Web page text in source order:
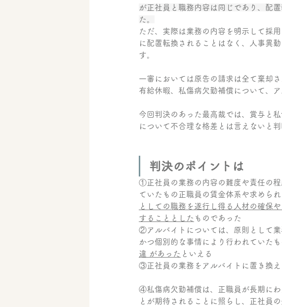
が正社員と職務内容は同じであり、配
た。
ただ、実際は業務の内容を明示して採
に配置転換されることはなく、人事異
す。
一審においては原告の請求は全て棄却
有給休暇、私傷病欠勤補償について、
今回判決のあった最高裁では、賞与と
について不合理な格差とは言えないと判
判決のポイントは
①正社員の業務の内容の難度や責任の
ていたもの正職員の賃金体系や求めら
としての職務を遂行し得る人材の確保
することとした ものであった
②アルバイトについては、原則として
かつ個別的な事情により行われていたも
違 があった といえる
③正社員の業務をアルバイトに置き換え
④私傷病欠勤補償は、正職員が長期に
とが期待されることに照らし、正社員